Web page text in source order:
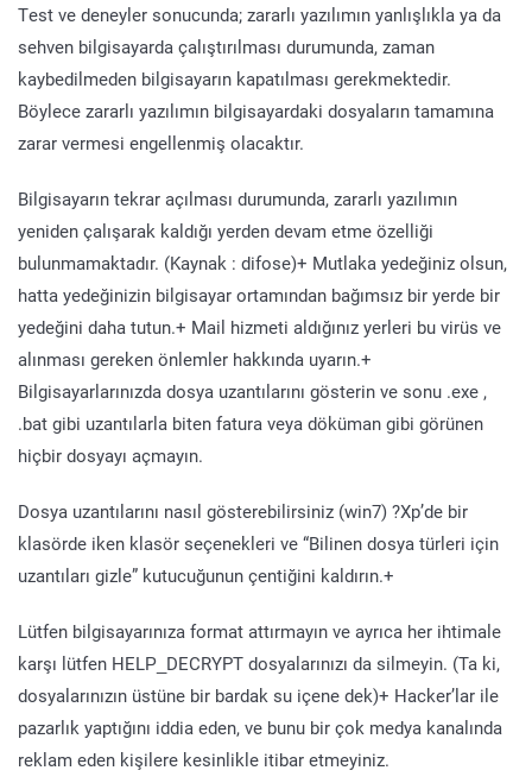
Test ve deneyler sonucunda; zararlı yazılımın yanlışlıkla ya da
sehven bilgisayarda çalıştırılması durumunda, zaman
kaybedilmeden bilgisayarın kapatılması gerekmektedir.
Böylece zararlı yazılımın bilgisayardaki dosyaların tamamına
zarar vermesi engellenmiş olacaktır.
Bilgisayarın tekrar açılması durumunda, zararlı yazılımın
yeniden çalışarak kaldığı yerden devam etme özelliği
bulunmamaktadır. (Kaynak : difose)+ Mutlaka yedeğiniz olsun,
hatta yedeğinizin bilgisayar ortamından bağımsız bir yerde bir
yedeğini daha tutun.+ Mail hizmeti aldığınız yerleri bu virüs ve
alınması gereken önlemler hakkında uyarın.+
Bilgisayarlarınızda dosya uzantılarını gösterin ve sonu .exe ,
.bat gibi uzantılarla biten fatura veya döküman gibi görünen
hiçbir dosyayı açmayın.
Dosya uzantılarını nasıl gösterebilirsiniz (win7) ?Xp’de bir
klasörde iken klasör seçenekleri ve “Bilinen dosya türleri için
uzantıları gizle” kutucuğunun çentiğini kaldırın.+
Lütfen bilgisayarınıza format attırmayın ve ayrıca her ihtimale
karşı lütfen HELP_DECRYPT dosyalarınızı da silmeyin. (Ta ki,
dosyalarınızın üstüne bir bardak su içene dek)+ Hacker’lar ile
pazarlık yaptığını iddia eden, ve bunu bir çok medya kanalında
reklam eden kişilere kesinlikle itibar etmeyiniz.